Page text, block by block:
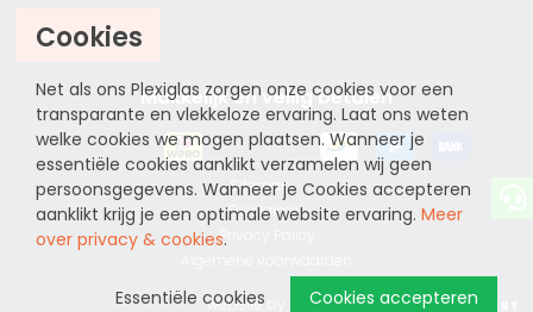
Cookies
Net als ons Plexiglas zorgen onze cookies voor een
transparante en vlekkeloze ervaring. Laat ons weten
welke cookies we mogen plaatsen. Wanneer je
essentiële cookies aanklikt verzamelen wij geen
persoonsgegevens. Wanneer je Cookies accepteren
aanklikt krijg je een optimale website ervaring. Meer
over privacy & cookies.
Cookies accepteren
Essentiële cookies
Aanmelden
Makkelijk en veilig betalen
Sitemap
Disclaimer
Privacy Policy
website by